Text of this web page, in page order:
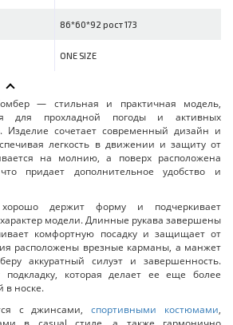
86*60*92 рост 173
ONE SIZE
— стильная и практичная модель,
для прохладной погоды и активных
Изделие сочетает современный дизайн и
легкость в движении и защиту от
на молнию, а поверх расположена
придает дополнительное удобство и
хорошо держит форму и подчеркивает
модели. Длинные рукава завершены
комфортную посадку и защищает от
расположены врезные карманы, а манжет
аккуратный силуэт и завершенность.
которая делает ее еще более
в носке.
с джинсами,спортивными костюмами,